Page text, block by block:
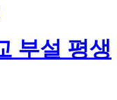
부설 평생